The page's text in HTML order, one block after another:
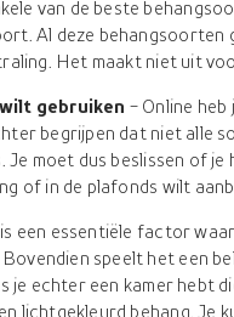
van de beste
Al deze behangsoorten
Het maakt niet uit
gebruiken - Online heb
begrijpen dat niet alle
Je moet dus beslissen of
of in de plafonds wilt
een essentiële factor
speelt het een
je echter een kamer hebt
lichtgekleurd behang. Je